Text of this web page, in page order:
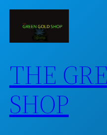
Skip
THE
SHOP